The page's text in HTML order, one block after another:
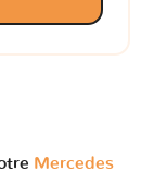
Mercedes